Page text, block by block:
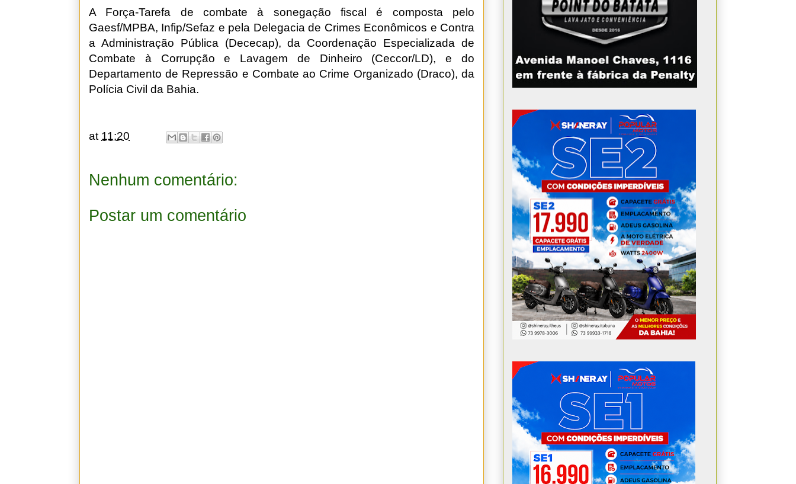
A Força-Tarefa de combate à sonegação fiscal é composta pelo
Gaesf/MPBA, Infip/Sefaz e pela Delegacia de Crimes Econômicos e Contra
a Administração Pública (Dececap), da Coordenação Especializada de
Combate à Corrupção e Lavagem de Dinheiro (Ceccor/LD), e do
Departamento de Repressão e Combate ao Crime Organizado (Draco), da
Polícia Civil da Bahia.
at 11:20
Nenhum comentário:
Postar um comentário